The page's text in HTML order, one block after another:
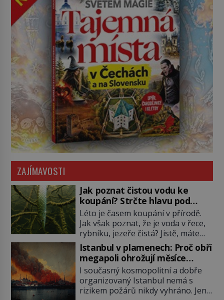
ZAJÍMAVOSTI
Jak poznat čistou vodu ke
koupání? Strčte hlavu pod
hladinu!
Léto je časem koupání v přírodě.
Jak však poznat, že je voda v řece,
rybníku, jezeře čistá? Jistě, máte
možnost využít informace
hygieniků či podrobit křížovému
výslechu provozovatele přírodního
koupaliště. Existuje ale ještě jiná
alternativa. Jaká? Podívat se pod
hladinu a zjistit, kdo si onu
Istanbul v plamenech: Proč obří
megapoli ohrožují měsíce
smaženého lilku?
I současný kosmopolitní a dobře
organizovaný Istanbul nemá s
rizikem požárů nikdy vyhráno. Jen